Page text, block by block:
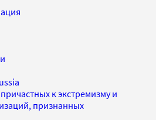
к экстремизму и
признанных